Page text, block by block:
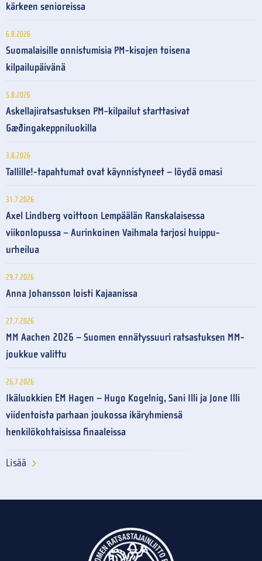
kärkeen senioreissa
6.8.2026
Suomalaisille onnistumisia PM-kisojen toisena
kilpailupäivänä
5.8.2026
Askellajiratsastuksen PM-kilpailut starttasivat
Gæðingakeppniluokilla
3.8.2026
Tallille!-tapahtumat ovat käynnistyneet – löydä omasi
31.7.2026
Axel Lindberg voittoon Lempäälän Ranskalaisessa
viikonlopussa – Aurinkoinen Vaihmala tarjosi huippu-
urheilua
29.7.2026
Anna Johansson loisti Kajaanissa
27.7.2026
MM Aachen 2026 – Suomen ennätyssuuri ratsastuksen MM-
joukkue valittu
26.7.2026
Ikäluokkien EM Hagen – Hugo Kogelnig, Sani Illi ja Jone Illi
viidentoista parhaan joukossa ikäryhmiensä
henkilökohtaisissa finaaleissa
Lisää